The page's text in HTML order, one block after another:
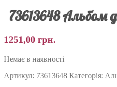
73613648 Альбом
1251,00 грн.
Немає в наявності
Артикул: 73613648 Категорія: